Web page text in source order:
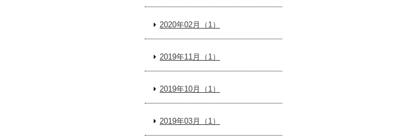
2020年02月（1）
2019年11月（1）
2019年10月（1）
2019年03月（1）